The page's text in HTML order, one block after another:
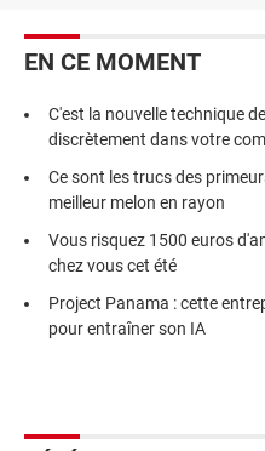
EN CE MOMENT
C'est la nouvelle technique
discrètement dans votre
Ce sont les trucs des
meilleur melon en rayon
Vous risquez 1500 euros
chez vous cet été
Project Panama : cette
pour entraîner son IA